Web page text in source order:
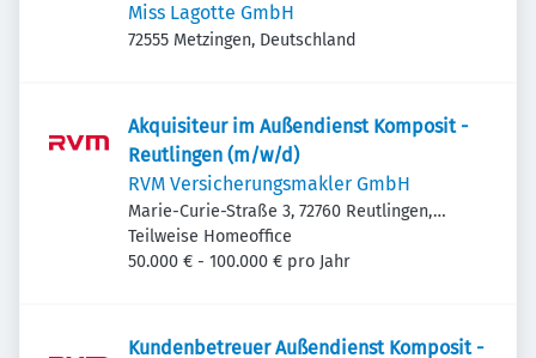
Miss Lagotte GmbH
72555 Metzingen, Deutschland
Akquisiteur im Außendienst Komposit -
Reutlingen (m/w/d)
RVM Versicherungsmakler GmbH
Marie-Curie-Straße 3, 72760 Reutlingen,
Deutschland
Teilweise Homeoffice
50.000 € - 100.000 € pro Jahr
Kundenbetreuer Außendienst Komposit -